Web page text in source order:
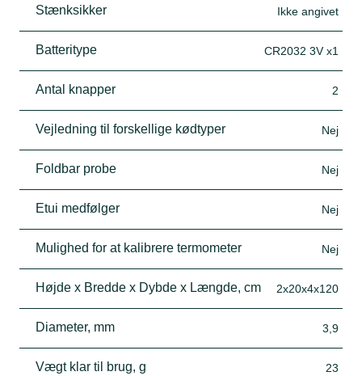
Stænksikker Ikke angivet
Batteritype CR2032 3V x1
Antal knapper 2
Vejledning til forskellige kødtyper Nej
Foldbar probe Nej
Etui medfølger Nej
Mulighed for at kalibrere termometer Nej
Højde x Bredde x Dybde x Længde, cm 2x20x4x120
Diameter, mm 3,9
Vægt klar til brug, g 23